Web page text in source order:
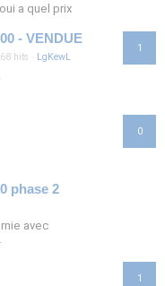
a quel prix
1
- VENDUE
hits · LgKewL
0
phase 2
avec
1